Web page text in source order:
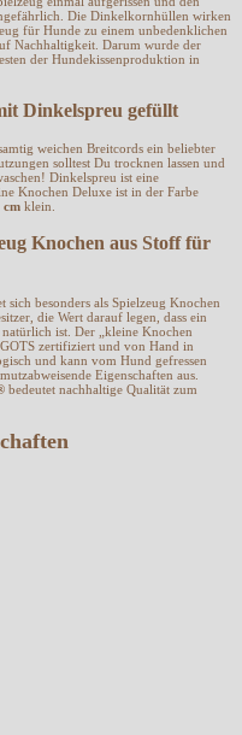
Die Dinkelkornhüllen wirken
für Hunde zu einem unbedenklichen
Nachhaltigkeit. Darum wurde der
der Hundekissenproduktion in
Dinkelspreu gefüllt
weichen Breitcords ein beliebter
solltest Du trocknen lassen und
Dinkelspreu ist eine
Knochen Deluxe ist in der Farbe
cm klein.
Knochen aus Stoff für
besonders als Spielzeug Knochen
die Wert darauf legen, dass ein
ist. Der „kleine Knochen
zertifiziert und von Hand in
und kann vom Hund gefressen
Eigenschaften aus.
bedeutet nachhaltige Qualität zum